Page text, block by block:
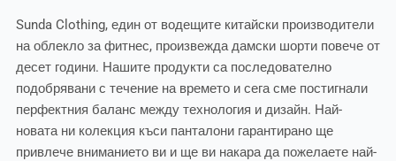
Sunda Clothing, един от водещите китайски производители
на облекло за фитнес, произвежда дамски шорти повече от
десет години. Нашите продукти са последователно
подобрявани с течение на времето и сега сме постигнали
перфектния баланс между технология и дизайн. Най-
новата ни колекция къси панталони гарантирано ще
привлече вниманието ви и ще ви накара да пожелаете най-